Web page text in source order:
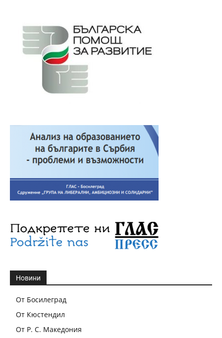
Новини
От Босилеград
От Кюстендил
От Р. С. Македония